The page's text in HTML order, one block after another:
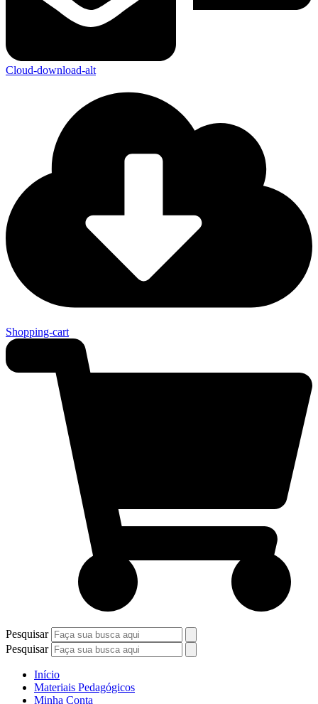
Cloud-download-alt
Shopping-cart
Pesquisar
Pesquisar
Início
Materiais Pedagógicos
Minha Conta